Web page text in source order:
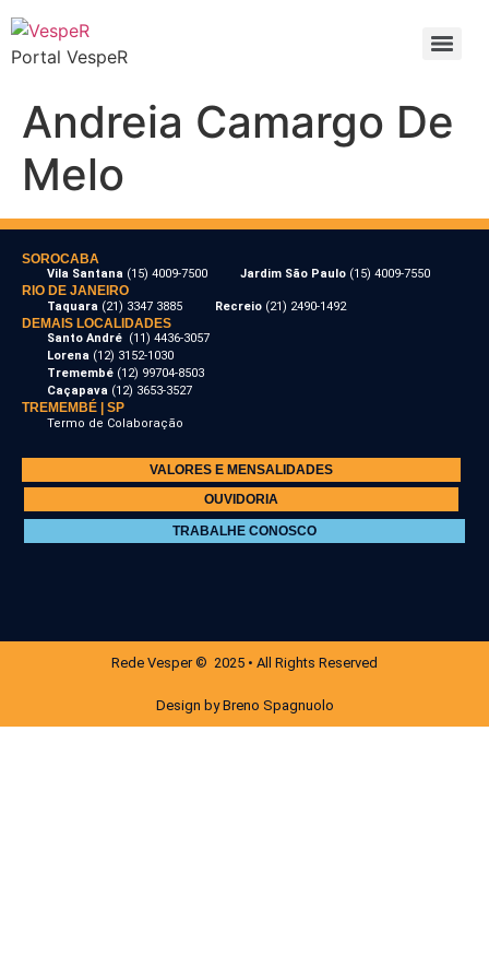
Portal VespeR
Andreia Camargo De
Melo
SOROCABA
Vila Santana (15) 4009-7500 Jardim São Paulo (15) 4009-7550
RIO DE JANEIRO
Taquara (21) 3347 3885 Recreio (21) 2490-1492
DEMAIS LOCALIDADES
Santo André (11) 4436-3057
Lorena (12) 3152-1030
Tremembé (12) 99704-8503
Caçapava (12) 3653-3527
TREMEMBÉ | SP
Termo de Colaboração
VALORES E MENSALIDADES
OUVIDORIA
TRABALHE CONOSCO
Rede Vesper © 2025 • All Rights Reserved
Design by Breno Spagnuolo